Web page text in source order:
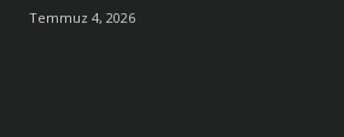
Temmuz 4, 2026